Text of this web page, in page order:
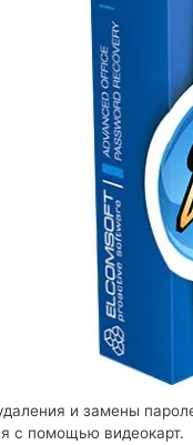
и замены
с помощью видеокарт.